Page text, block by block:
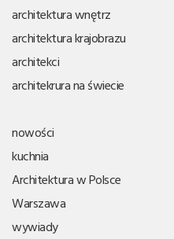
architektura wnętrz
architektura krajobrazu
architekci
architekrura na świecie
nowości
kuchnia
Architektura w Polsce
Warszawa
wywiady